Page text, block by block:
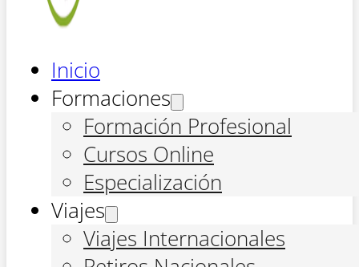
Inicio
Formaciones
Formación Profesional
Cursos Online
Especialización
Viajes
Viajes Internacionales